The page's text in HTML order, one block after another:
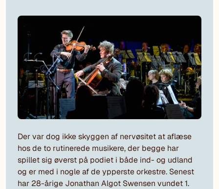
Der var dog ikke skyggen af nervøsitet at aflæse
hos de to rutinerede musikere, der begge har
spillet sig øverst på podiet i både ind- og udland
og er med i nogle af de ypperste orkestre. Senest
har 28-årige Jonathan Algot Swensen vundet 1.